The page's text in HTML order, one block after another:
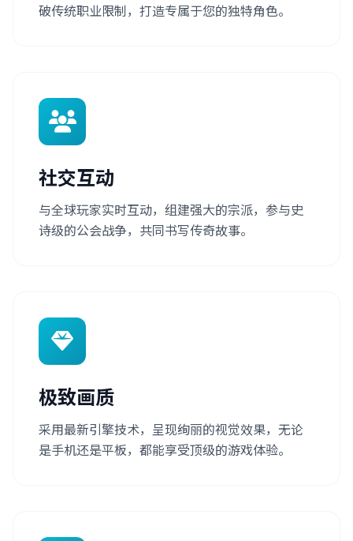
破传统职业限制，打造专属于您的独特角色。
社交互动
与全球玩家实时互动，组建强大的宗派，参与史
诗级的公会战争，共同书写传奇故事。
极致画质
采用最新引擎技术，呈现绚丽的视觉效果，无论
是手机还是平板，都能享受顶级的游戏体验。